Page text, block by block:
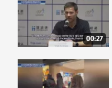
00:27